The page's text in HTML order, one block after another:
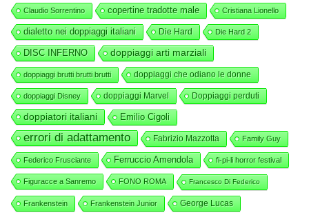
Claudio Sorrentino copertine tradotte male Cristiana Lionello
dialetto nei doppiaggi italiani Die Hard Die Hard 2
DISC INFERNO doppiaggi arti marziali
doppiaggi brutti brutti brutti doppiaggi che odiano le donne
doppiaggi Disney doppiaggi Marvel Doppiaggi perduti
doppiatori italiani Emilio Cigoli
errori di adattamento Fabrizio Mazzotta Family Guy
Federico Frusciante Ferruccio Amendola fi-pi-li horror festival
Figuracce a Sanremo FONO ROMA Francesco Di Federico
Frankenstein Frankenstein Junior George Lucas